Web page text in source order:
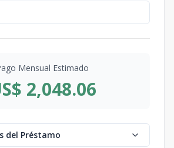
Mensual Estimado
2,048.06
del Préstamo